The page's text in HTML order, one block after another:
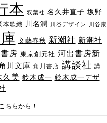
本 双葉社 名久井直子 坂野
本歌織 川名潤 川谷デザイン 川谷康
文藝春秋 新潮社 新潮社
房 東京創元社 河出書房新
川文庫 角川書店 講談社 講
久美 鈴木成一 鈴木成一デザ